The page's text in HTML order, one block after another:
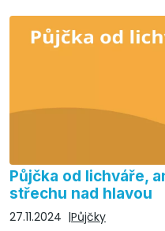
Půjčka od lichváře,
střechu nad hlavou
27.11.2024
Půjčky